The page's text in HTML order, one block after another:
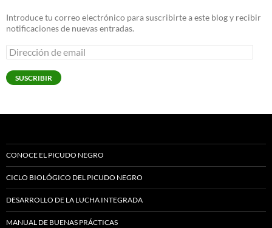
Introduce tu correo electrónico para suscribirte a este blog y recibir
notificaciones de nuevas entradas.
Dirección
de
email
SUSCRIBIR
CONOCE EL PICUDO NEGRO
CICLO BIOLÓGICO DEL PICUDO NEGRO
DESARROLLO DE LA LUCHA INTEGRADA
MANUAL DE BUENAS PRÁCTICAS